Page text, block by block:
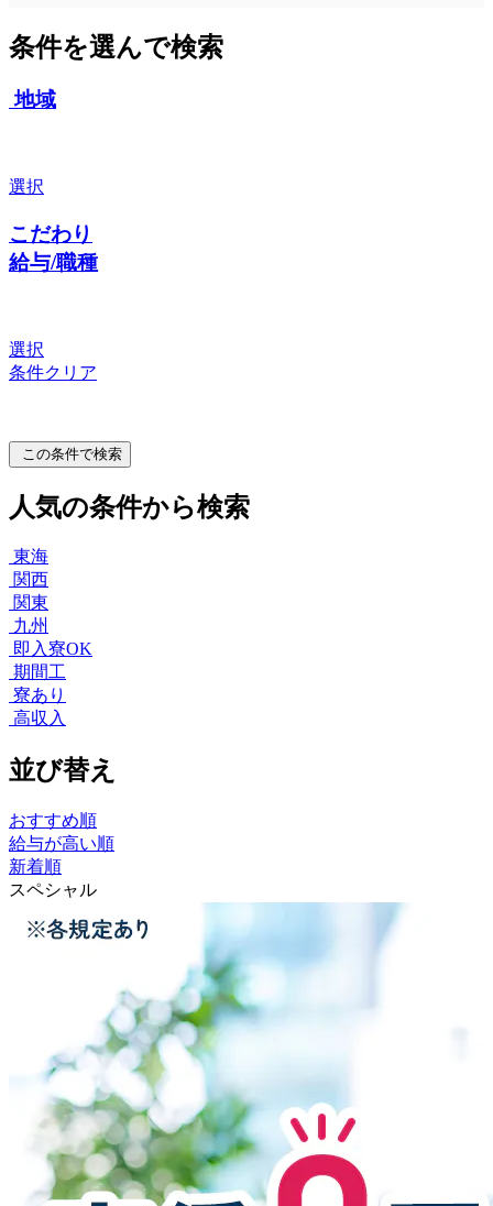
条件を選んで検索
地域
選択
こだわり
給与/職種
選択
条件クリア
この条件で検索
人気の条件から検索
東海
関西
関東
九州
即入寮OK
期間工
寮あり
高収入
並び替え
おすすめ順
給与が高い順
新着順
スペシャル